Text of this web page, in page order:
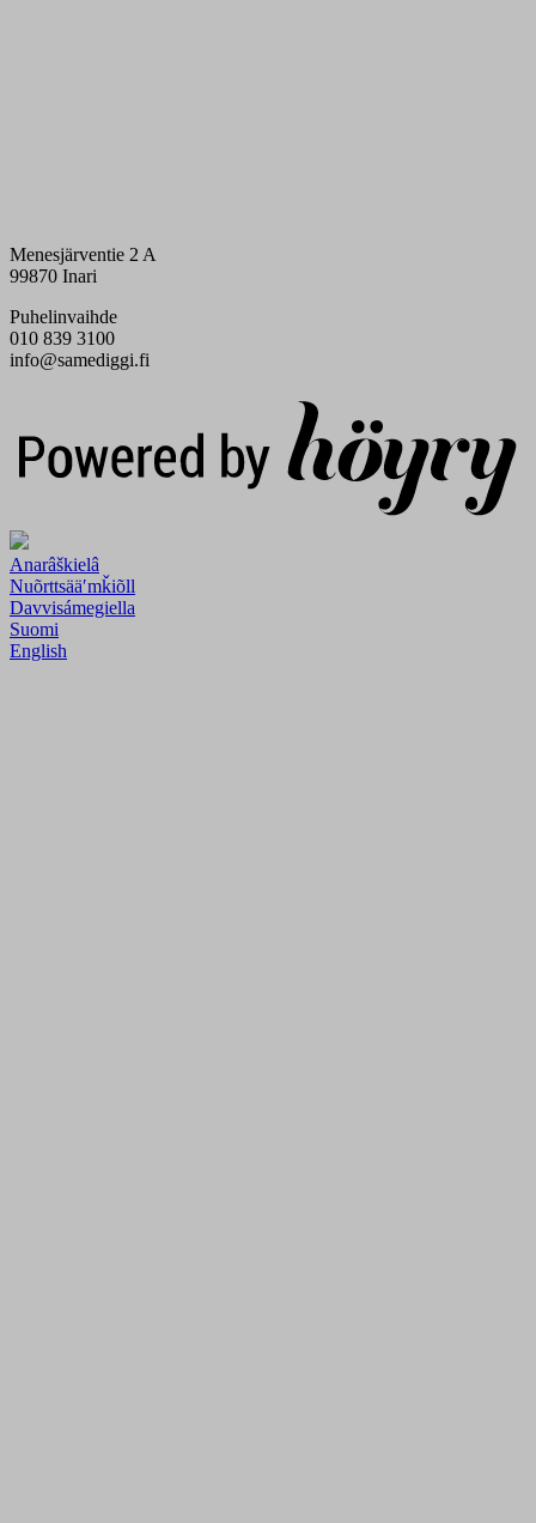
Menesjärventie 2 A
99870 Inari
Puhelinvaihde
010 839 3100
info@samediggi.fi
Anarâškielâ
Nuõrttsääʹmǩiõll
Davvisámegiella
Suomi
English